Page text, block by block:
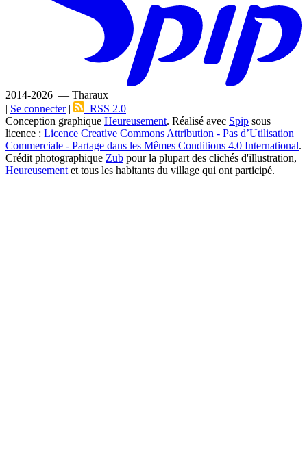
2014-2026 — Tharaux
| Se connecter|
RSS 2.0
Conception graphique Heureusement. Réalisé avec Spip sous
licence : Licence Creative Commons Attribution - Pas d’Utilisation
Commerciale - Partage dans les Mêmes Conditions 4.0 International.
Crédit photographique Zub pour la plupart des clichés d'illustration,
Heureusement et tous les habitants du village qui ont participé.